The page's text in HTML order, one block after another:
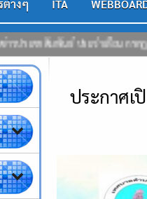
ต่างๆ ITA
ประจำเดือน กรกฎาคม 2569
ประกาศเ